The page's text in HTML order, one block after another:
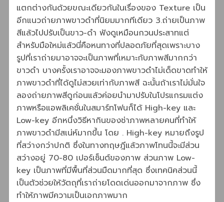
แตกต่างกันด้วยขณะเดียวกันในเรื่องของ Texture เป็น
อีกแนวถ่ายภาพขาวดำที่นิยมมากทีเดียว 3.ถ่ายเป็นภาพ
สีแล้วไปปรับเป็นขาว-ดำ ฟังดูเหมือนกวนประสาทแต่
สำหรับมือใหม่แล้วนี่คือหนทางที่ปลอดภัยที่สุดเพราะบาง
รูปที่เราถ่ายมาอาจจะเป็นภาพที่เหมาะกับภาพสีมากกว่า
ขาวดำ บางครั้งเราอาจจะมองภาพขาวดำไม่เด็ดขาดทำให้
ภาพขาวดำที่ได้ดูไม่สวยเท่ากับภาพสี ฉะนั้นถ้าเราไม่มั่นใจ
ลองถ่ายภาพสีดูก่อนแล้วค่อยนำมาปรับในโปรแกรมแต่ง
ภาพหรือแอพลิเคชั่นในสมาร์ทโฟนก็ได้ High-key และ
Low-key อีกหนึ่งวิธีหากินของช่าภาพหลายคนที่ทำให้
ภาพขาวดำมีสเน่ห์มากขึ้น โดย . High-key หมายถึงรูป
ที่สว่างกว่าปกติ ซึ่งในทางทฤษฎีแล้วภาพโทนนี้จะมีส่วน
สว่างอยู่ 70-80 เปอร์เซ็นต์ของภาพ ส่วนภาพ Low-
key เป็นภาพที่มีพื้นที่ส่วนมืดมากที่สุด ซึ่งเทคนิคส่วนนี้
เป็นตัวช่วยให้วัตถุที่เราถ่ายโดดเด่นออกมาจากภาพ ซึ่ง
ทำให้ภาพมีความเป็นเอกภาพมาก